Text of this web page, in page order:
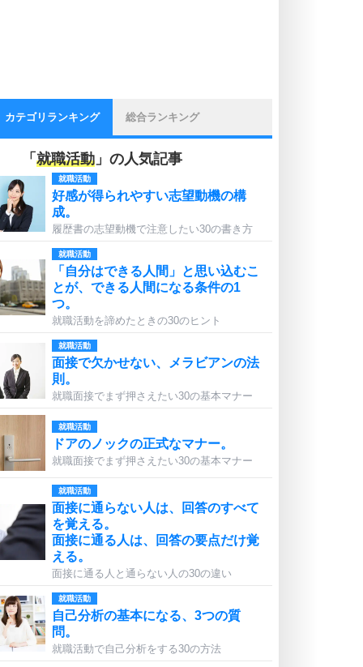
カテゴリランキング 総合ランキング
「 就職活動 」の人気記事
就職活動
好感が得られやすい志望動機の構
成。
履歴書の志望動機で注意したい30の書き方
就職活動
「自分はできる人間」と思い込むこ
とが、できる人間になる条件の1
つ。
就職活動を諦めたときの30のヒント
就職活動
面接で欠かせない、メラビアンの法
則。
就職面接でまず押さえたい30の基本マナー
就職活動
ドアのノックの正式なマナー。
就職面接でまず押さえたい30の基本マナー
就職活動
面接に通らない人は、回答のすべて
を覚える。
面接に通る人は、回答の要点だけ覚
える。
面接に通る人と通らない人の30の違い
就職活動
自己分析の基本になる、3つの質
問。
就職活動で自己分析をする30の方法